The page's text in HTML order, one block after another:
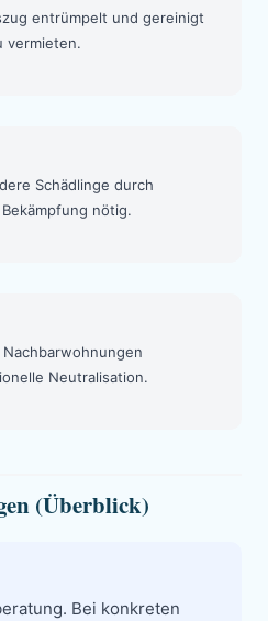
entrümpelt und gereinigt
vermieten.
Schädlinge durch
nötig.
Neutralisation.
(Überblick)
Bei konkreten